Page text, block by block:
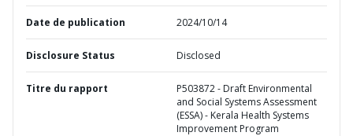
Date de publication 2024/10/14
Disclosure Status Disclosed
Titre du rapport
P503872 - Draft Environmental
and Social Systems Assessment
(ESSA) - Kerala Health Systems
Improvement Program